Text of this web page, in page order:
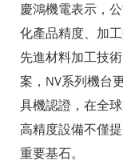
慶鴻機電表示，
化產品精度、加
先進材料加工技
案，NV系列機台
具機認證，在全
高精度設備不僅
重要基石。